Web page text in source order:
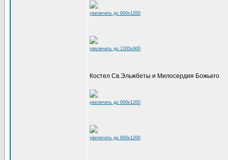
увеличить до 900x1200
увеличить до 1200x900
Костел Св.Эльжбеты и Милосердия Божьего
увеличить до 900x1200
увеличить до 900x1200